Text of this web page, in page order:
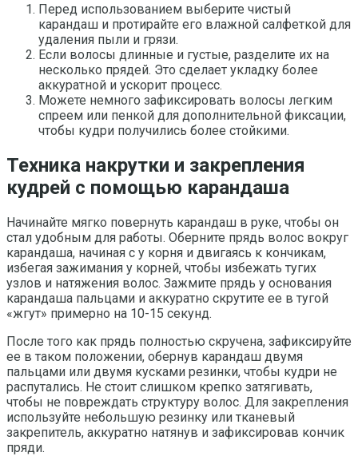
Перед использованием выберите чистый
карандаш и протирайте его влажной салфеткой для
удаления пыли и грязи.
Если волосы длинные и густые, разделите их на
несколько прядей. Это сделает укладку более
аккуратной и ускорит процесс.
Можете немного зафиксировать волосы легким
спреем или пенкой для дополнительной фиксации,
чтобы кудри получились более стойкими.
Техника накрутки и закрепления
кудрей с помощью карандаша
Начинайте мягко повернуть карандаш в руке, чтобы он
стал удобным для работы. Оберните прядь волос вокруг
карандаша, начиная с у корня и двигаясь к кончикам,
избегая зажимания у корней, чтобы избежать тугих
узлов и натяжения волос. Зажмите прядь у основания
карандаша пальцами и аккуратно скрутите ее в тугой
«жгут» примерно на 10-15 секунд.
После того как прядь полностью скручена, зафиксируйте
ее в таком положении, обернув карандаш двумя
пальцами или двумя кусками резинки, чтобы кудри не
распутались. Не стоит слишком крепко затягивать,
чтобы не повреждать структуру волос. Для закрепления
используйте небольшую резинку или тканевый
закрепитель, аккуратно натянув и зафиксировав кончик
пряди.